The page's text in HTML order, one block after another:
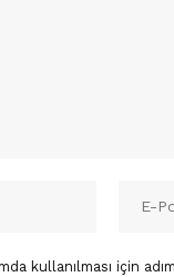
kullanılması için